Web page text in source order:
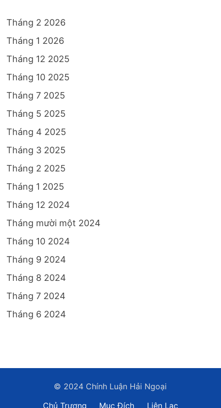
Tháng 2 2026
Tháng 1 2026
Tháng 12 2025
Tháng 10 2025
Tháng 7 2025
Tháng 5 2025
Tháng 4 2025
Tháng 3 2025
Tháng 2 2025
Tháng 1 2025
Tháng 12 2024
Tháng mười một 2024
Tháng 10 2024
Tháng 9 2024
Tháng 8 2024
Tháng 7 2024
Tháng 6 2024
© 2024 Chính Luận Hải Ngoại
Chủ Trương
Mục Đích Liên Lạc